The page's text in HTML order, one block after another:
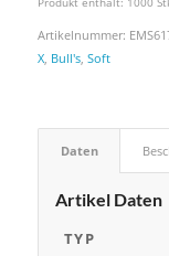
Artikelnummer:
X, Bull's, Soft
Daten
Artikel Daten
TYP